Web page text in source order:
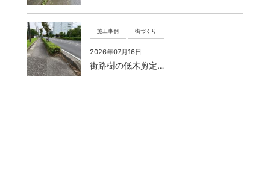
施工事例 街づくり
2026年07月16日
街路樹の低木剪定…